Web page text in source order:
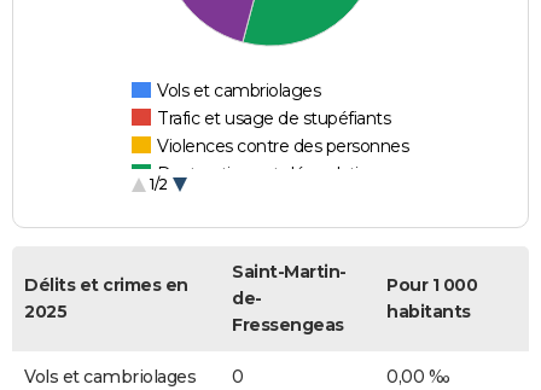
Vols et cambriolages
Trafic et usage de stupéfiants
Violences contre des personnes
Destructions et dégradations
1/2
Délits et crimes en
2025
Saint-Martin-
de-
Fressengeas
Pour 1 000
habitants
Vols et cambriolages 0 0,00 ‰